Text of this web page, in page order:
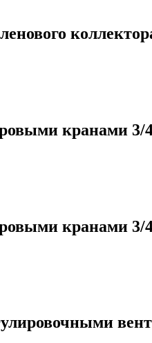
кранами
кранами